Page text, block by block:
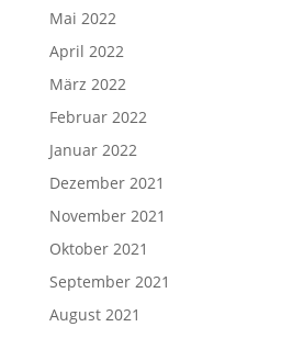
Mai 2022
April 2022
März 2022
Februar 2022
Januar 2022
Dezember 2021
November 2021
Oktober 2021
September 2021
August 2021